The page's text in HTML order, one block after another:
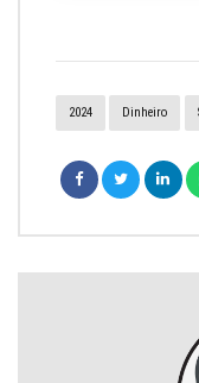
2024 Dinheiro